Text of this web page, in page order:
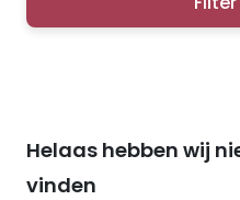
Helaas hebben wij
vinden